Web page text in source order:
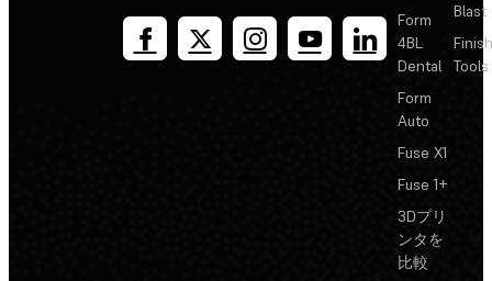
Form
4BL
Dental
Form
Auto
Fuse X1
Fuse 1+
3Dプリ
ンタを
比較
Blast
Tools